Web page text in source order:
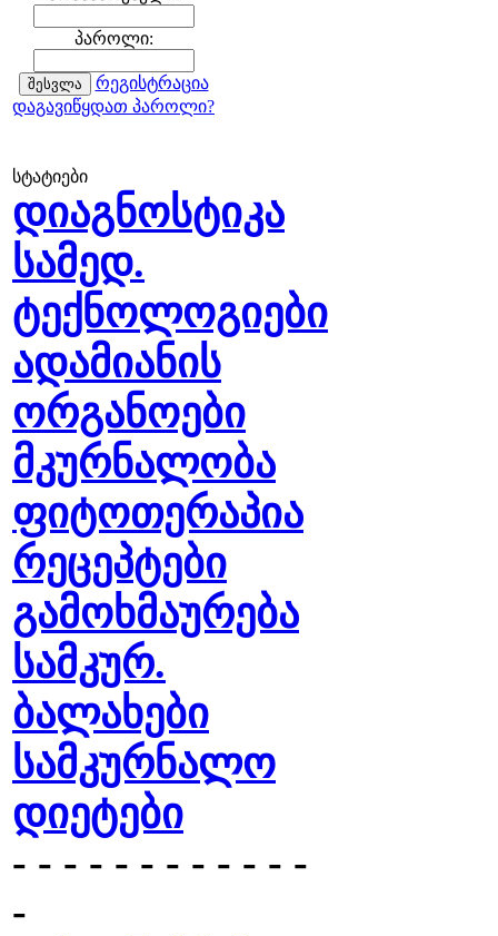
პაროლი:
რეგისტრაცია
დაგავიწყდათ პაროლი?
სტატიები
დიაგნოსტიკა
სამედ.
ტექნოლოგიები
ადამიანის
ორგანოები
მკურნალობა
ფიტოთერაპია
რეცეპტები
გამოხმაურება
სამკურ.
ბალახები
სამკურნალო
დიეტები
- - - - - - - - - - - -
-